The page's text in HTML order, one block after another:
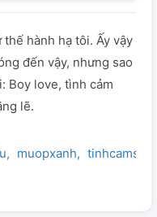
hành hạ tôi. Ấy vậy
đến vậy, nhưng sao
Boy love, tình cảm
lẽ.
muopxanh